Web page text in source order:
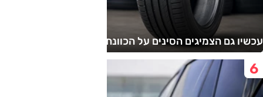
עכשיו גם הצמיגים הסינים על הכוונת?